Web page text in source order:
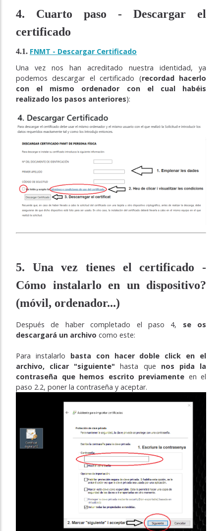
4. Cuarto paso - Descargar el
certificado
4.1. FNMT - Descargar Certificado
Una vez nos han acreditado nuestra identidad, ya
podemos descargar el certificado (recordad hacerlo
con el mismo ordenador con el cual habéis
realizado los pasos anteriores):
5. Una vez tienes el certificado -
Cómo instalarlo en un dispositivo?
(móvil, ordenador...)
Después de haber completado el paso 4, se os
descargará un archivo como este:
Para instalarlo basta con hacer doble click en el
archivo, clicar "siguiente" hasta que nos pida la
contraseña que hemos escrito previamente en el
paso 2.2, poner la contraseña y aceptar.